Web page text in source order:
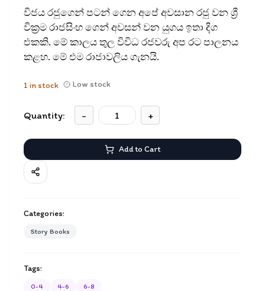
විජය රජුගෙන් පටන් ගෙන අපේ අවසාන රජු වන ශ්‍රී
වික්‍රම රාජසිංහ ගෙන් අවසන් වන යුගය ඉතා දිග
එකකි. මේ කාලය තුල විවිධ රජවරු අප රට පාලනය
කළහ. මේ එම රාජාවලිය ගැනයි.
1 in stock Low stock
Quantity: - +
Add to Cart
Categories:
Story Books
Tags:
0-4 4-6 6-8